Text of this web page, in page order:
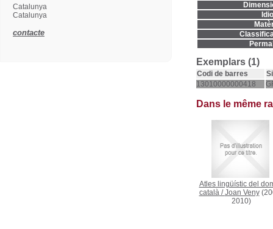
Exemplars (1)
Codi de barres
13010000000418
Dans le même
Atles lingüístic del
català/Joan Veny
2010)
Catalunya
Catalunya
contacte